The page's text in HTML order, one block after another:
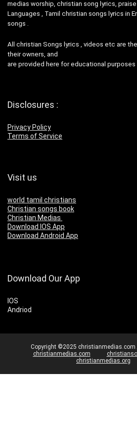
medias worship, christian song lyrics, praise
Languages , Tamil christian songs lyrics in
songs .
All christian Songs lyrics , videos etc are
their owners, and
are provided here for educational purposes
Disclosures :
Privacy Policy
Terms of Service
Visit us
world tamil christians
Christian songs book
Christian Medias
Download IOS App
Download Android App
Download Our App
IOS
Andriod
Copyright ©2025 christianmedias.com
christianmedias.com
christianmedias.org